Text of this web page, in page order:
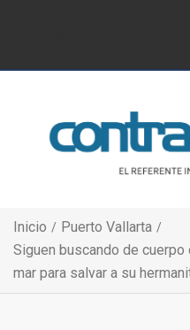
Inicio
Puerto Vallarta
Siguen buscando de
mar para salvar a su